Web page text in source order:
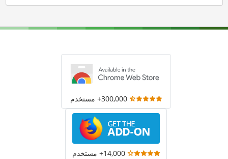
300,000+ مستخدم
14,000+ مستخدم